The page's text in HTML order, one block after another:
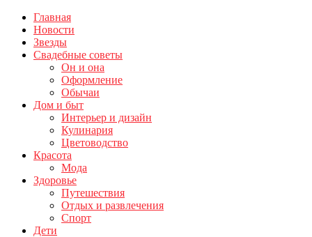
Главная
Новости
Звезды
Свадебные советы
Он и она
Оформление
Обычаи
Дом и быт
Интерьер и дизайн
Кулинария
Цветоводство
Красота
Мода
Здоровье
Путешествия
Отдых и развлечения
Спорт
Дети